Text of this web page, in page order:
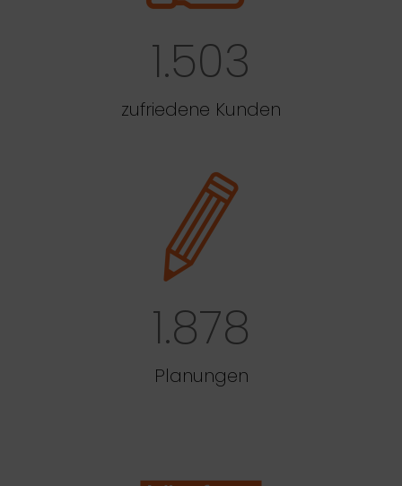
1.503
zufriedene Kunden
1.878
Planungen